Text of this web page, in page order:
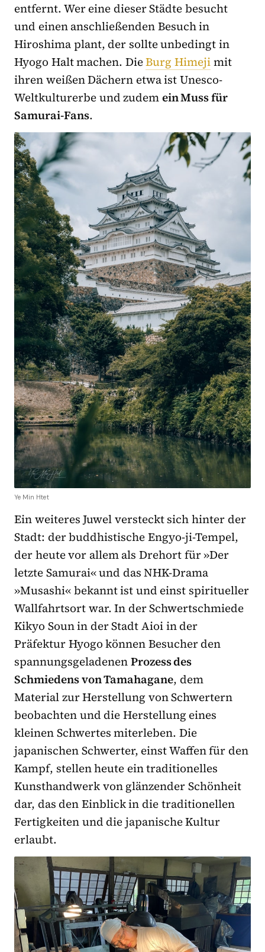
entfernt. Wer eine dieser Städte besucht
und einen anschließenden Besuch in
Hiroshima plant, der sollte unbedingt in
Hyogo Halt machen. DieBurg Himejimit
ihren weißen Dächern etwa ist Unesco-
Weltkulturerbe und zudemein Muss für
Samurai-Fans.
Ye Min Htet
Ein weiteres Juwel versteckt sich hinter der
Stadt: der buddhistische Engyo-ji-Tempel,
der heute vor allem als Drehort für »Der
letzte Samurai« und das NHK-Drama
»Musashi« bekannt ist und einst spiritueller
Wallfahrtsort war. In der Schwertschmiede
Kikyo Soun in der Stadt Aioi in der
Präfektur Hyogo können Besucher den
spannungsgeladenenProzess des
Schmiedens von Tamahagane, dem
Material zur Herstellung von Schwertern
beobachten und die Herstellung eines
kleinen Schwertes miterleben. Die
japanischen Schwerter, einst Waffen für den
Kampf, stellen heute ein traditionelles
Kunsthandwerk von glänzender Schönheit
dar, das den Einblick in die traditionellen
Fertigkeiten und die japanische Kultur
erlaubt.